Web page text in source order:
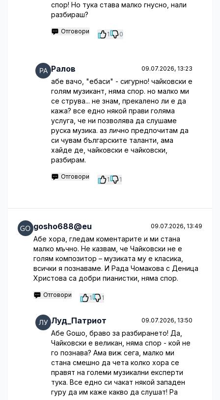
спор! Но тука става малко гнусно, нали
разбираш?
Отговори 1 0
Ралов 09.07.2026, 13:23
абе вачо, "ебаси" - сигурно! чайковски е
голям музикант, няма спор. но малко ми
се струва... не знам, прекалено ли е да
кажа? все едно някой прави голяма
услуга, че ни позволява да слушаме
руска музика. аз лично предпочитам да
си чувам българските таланти, ама
хайде де, чайковски е чайковски,
разбирам.
Отговори 1 1
gosho688@eu 09.07.2026, 13:49
Абе хора, гледам коментарите и ми стана
малко мъчно. Не казвам, че Чайковски не е
голям композитор – музиката му е класика,
всички я познаваме. И Рада Чомакова с Деница
Христова са добри пианистки, няма спор.
Отговори 1 1
Луд_Патриот 09.07.2026, 13:50
Абе Gошо, браво за разбирането! Да,
Чайковски е великан, няма спор - кой не
го познава? Ама виж сега, малко ми
стана смешно да чета колко хора се
правят на големи музикални експерти
тука. Все едно си чакат някой западен
гуру да им каже какво да слушат! Ра